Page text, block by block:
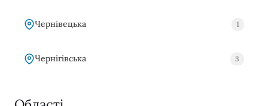
Чернівецька 1
Чернігівська 3